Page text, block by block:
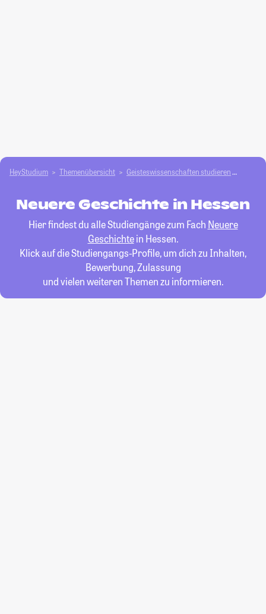
HeyStudium Themenübersicht Geisteswissenschaften studieren
Neuere Geschichte in Hessen
Hier findest du alle Studiengänge zum Fach Neuere
Geschichtein Hessen.
Klick auf die Studiengangs-Profile, um dich zu Inhalten,
Bewerbung, Zulassung
und vielen weiteren Themen zu informieren.